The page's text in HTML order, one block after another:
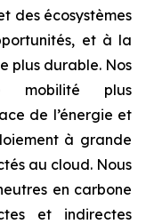
des écosystèmes
et à la
plus durable. Nos
mobilité plus
de l’énergie et
à grande
au cloud. Nous
en carbone
et indirectes